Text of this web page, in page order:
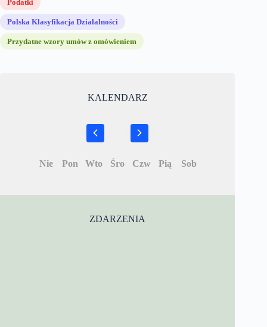
Podatki
Polska Klasyfikacja Działalności
Przydatne wzory umów z omówieniem
KALENDARZ
Nie Pon Wto Śro Czw Pią Sob
ZDARZENIA